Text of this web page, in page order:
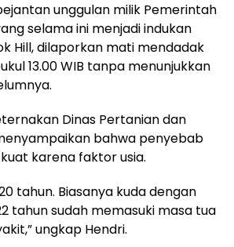
unggulan milik Pemerintah
selama ini menjadi indukan
Hill, dilaporkan mati mendadak
13.00 WIB tanpa menunjukkan
Dinas Pertanian dan
bahwa penyebab
karena faktor usia.
tahun. Biasanya kuda dengan
tahun sudah memasuki masa tua
ungkap Hendri.